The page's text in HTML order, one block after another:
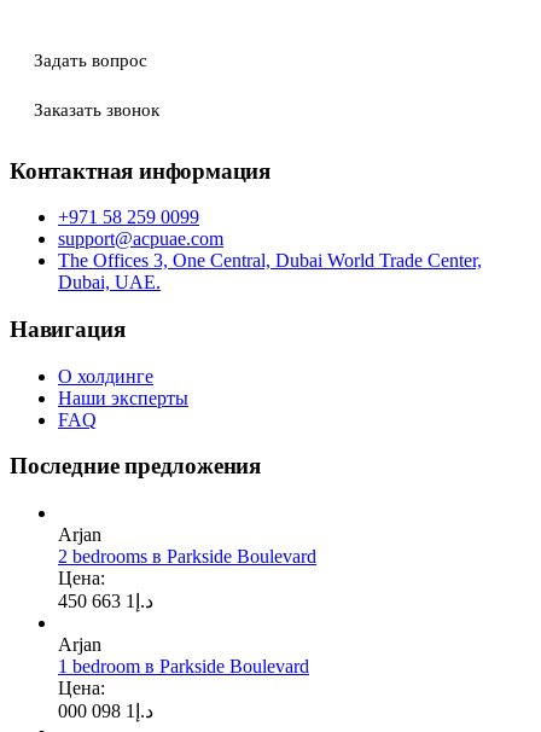
Задать вопрос
Заказать звонок
Контактная информация
+971 58 259 0099
support@acpuae.com
The Offices 3, One Central, Dubai World Trade Center,
Dubai, UAE.
Навигация
О холдинге
Наши эксперты
FAQ
Последние предложения
Arjan
2 bedrooms в Parkside Boulevard
Цена:
د.إ 1 663 450
Arjan
1 bedroom в Parkside Boulevard
Цена:
د.إ 1 098 000